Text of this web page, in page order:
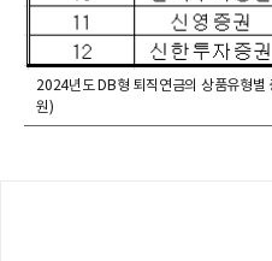
2024년도 DB형 퇴직연금의 상품유형별
원)